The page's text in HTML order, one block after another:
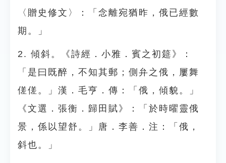
〈贈史修文〉：「念離宛猶昨，俄已經數
期。」
2. 傾斜。《詩經．小雅．賓之初筵》：
「是曰既醉，不知其郵；側弁之俄，屢舞
傞傞。」漢．毛亨．傳：「俄，傾貌。」
《文選．張衡．歸田賦》：「於時曜靈俄
景，係以望舒。」唐．李善．注：「俄，
斜也。」